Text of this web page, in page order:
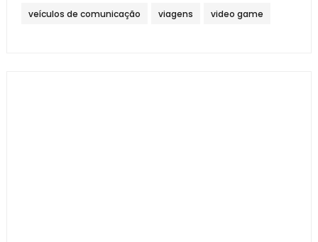
veículos de comunicação viagens video game